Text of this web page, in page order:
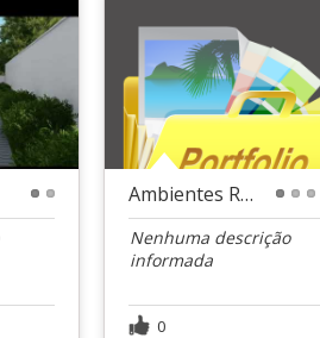
Ambientes Renderizados
Nenhuma descrição
informada
0